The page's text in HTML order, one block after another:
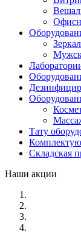
Тату
Складская
Наши акции